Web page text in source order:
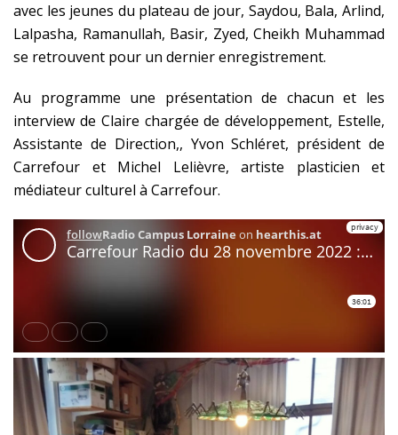
avec les jeunes du plateau de jour, Saydou, Bala, Arlind,
Lalpasha, Ramanullah, Basir, Zyed, Cheikh Muhammad
se retrouvent pour un dernier enregistrement.
Au programme une présentation de chacun et les
interview de Claire chargée de développement, Estelle,
Assistante de Direction,, Yvon Schléret, président de
Carrefour et Michel Lelièvre, artiste plasticien et
médiateur culturel à Carrefour.